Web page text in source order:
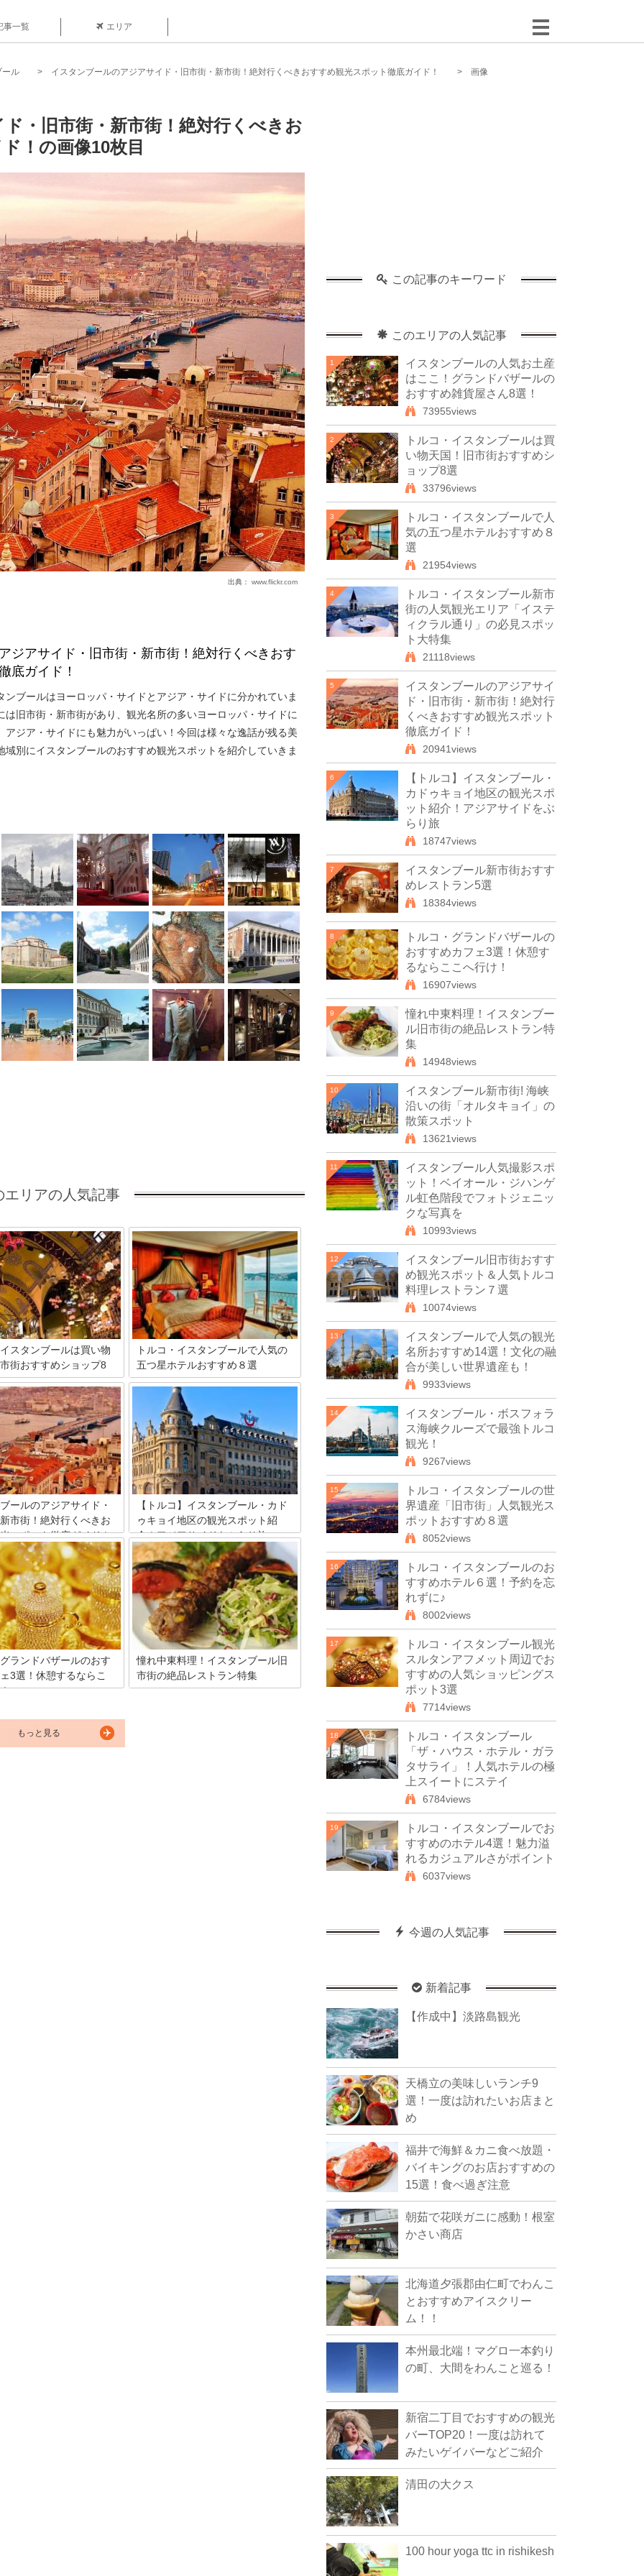
事一覧 エリア
ール イスタンブールのアジアサイド・旧市街・新市街！絶対行くべきおすすめ観光スポット徹底ガイド！ 画像
・旧市街・新市街！絶対行くべきお
！の画像10枚目
出典： www.flickr.com
ジアサイド・旧市街・新市街！絶対行くべきおす
底ガイド！
ンブールはヨーロッパ・サイドとアジア・サイドに分かれていま
は旧市街・新市街があり、観光名所の多いヨーロッパ・サイドに
アジア・サイドにも魅力がいっぱい！今回は様々な逸話が残る美
域別にイスタンブールのおすすめ観光スポットを紹介していきま
エリアの人気記事
スタンブールは買い物
街おすすめショップ8
の文化が絶妙に混ざり合う魅
スタンブール。特に旧市街の
&エミノニュ周辺にはイスタ
絶対に立ち寄りたいおすすめ
そこかしこに存在します。今
けはハズせない買い物スポッ
介したいと思います♪
トルコ・イスタンブールで人気の
五つ星ホテルおすすめ８選
ヨーロッパとアジアの中間にあり、両方
の魅力をあわせもったトルコ。今回は、
イスタンブールに観光に訪れたら、一度
は泊まってみたい超高級ラグジュアリー
ホテルを紹介します。あの有名な小説家
が泊まった老舗の五つ星ホテルや、歴史
溢れる外観からは想像がつかないスタイ
リッシュな内装のホテル、刑務所や宮殿
を改装したホテルまであります。
ールのアジアサイド・
市街！絶対行くべきお
スポット徹底ガイド！
心地、イスタンブールはヨー
イドとアジア・サイドに分か
。ヨーロッパサイドには旧市
があり、観光名所の多いヨー
イドに人気が傾きがちです
・サイドにも魅力がいっぱ
様々な逸話が残る美しい建築
、地域別にイスタンブールの
スポットを紹介していきま
【トルコ】イスタンブール・カド
ゥキョイ地区の観光スポット紹
介！アジアサイドをぶらり旅
海に隔てられている都市イスタンブール
ですが、主な観光スポットはどうしても
ヨーロッパ側にかたよりがち。でもアジ
ア側にだって魅力的な街があるんです！
ヨーロッパ側とはひと味違った旅の風情
を楽しんで見ませんか？今回はイスタン
ブール市民にも人気のあるカドゥキョイ
地区をご紹介します。
ランドバザールのおす
3選！休憩するならこ
ランドバザールでのお買い物
店の数、品物の数、人の数に
がら巨大な市場を歩いている
憧れ中東料理！イスタンブール旧
市街の絶品レストラン特集
もっと見る
この記事のキーワード
このエリアの人気記事
1
イスタンブールの人気お土産
はここ！グランドバザールの
おすすめ雑貨屋さん8選！
73955views
2
トルコ・イスタンブールは買
い物天国！旧市街おすすめシ
ョップ8選
33796views
3
トルコ・イスタンブールで人
気の五つ星ホテルおすすめ８
選
21954views
4
トルコ・イスタンブール新市
街の人気観光エリア「イステ
ィクラル通り」の必見スポッ
ト大特集
21118views
5
イスタンブールのアジアサイ
ド・旧市街・新市街！絶対行
くべきおすすめ観光スポット
徹底ガイド！
20941views
6
【トルコ】イスタンブール・
カドゥキョイ地区の観光スポ
ット紹介！アジアサイドをぶ
らり旅
18747views
7
イスタンブール新市街おすす
めレストラン5選
18384views
8
トルコ・グランドバザールの
おすすめカフェ3選！休憩す
るならここへ行け！
16907views
9
憧れ中東料理！イスタンブー
ル旧市街の絶品レストラン特
集
14948views
10
イスタンブール新市街! 海峡
沿いの街「オルタキョイ」の
散策スポット
13621views
11
イスタンブール人気撮影スポ
ット！ベイオール・ジハンゲ
ル虹色階段でフォトジェニッ
クな写真を
10993views
12
イスタンブール旧市街おすす
め観光スポット＆人気トルコ
料理レストラン７選
10074views
13
イスタンブールで人気の観光
名所おすすめ14選！文化の融
合が美しい世界遺産も！
9933views
14
イスタンブール・ボスフォラ
ス海峡クルーズで最強トルコ
観光！
9267views
15
トルコ・イスタンブールの世
界遺産「旧市街」人気観光ス
ポットおすすめ８選
8052views
16
トルコ・イスタンブールのお
すすめホテル６選！予約を忘
れずに♪
8002views
17
トルコ・イスタンブール観光
スルタンアフメット周辺でお
すすめの人気ショッピングス
ポット3選
7714views
18
トルコ・イスタンブール
「ザ・ハウス・ホテル・ガラ
タサライ」！人気ホテルの極
上スイートにステイ
6784views
19
トルコ・イスタンブールでお
すすめのホテル4選！魅力溢
れるカジュアルさがポイント
6037views
今週の人気記事
新着記事
【作成中】淡路島観光
天橋立の美味しいランチ9
選！一度は訪れたいお店まと
め
福井で海鮮＆カニ食べ放題・
バイキングのお店おすすめの
15選！食べ過ぎ注意
朝茹で花咲ガニに感動！根室
かさい商店
北海道夕張郡由仁町でわんこ
とおすすめアイスクリー
ム！！
本州最北端！マグロ一本釣り
の町、大間をわんこと巡る！
新宿二丁目でおすすめの観光
バーTOP20！一度は訪れて
みたいゲイバーなどご紹介
清田の大クス
100 hour yoga ttc in rishikesh